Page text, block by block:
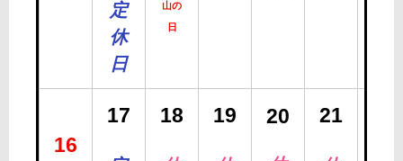
定
休
日
山の
日
16
17 18 19 20 21